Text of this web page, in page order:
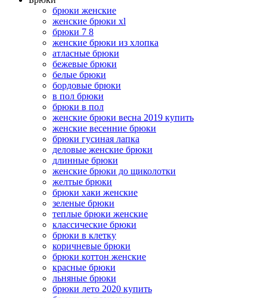
брюки женские
женские брюки xl
брюки 7 8
женские брюки из хлопка
атласные брюки
бежевые брюки
белые брюки
бордовые брюки
в пол брюки
брюки в пол
женские брюки весна 2019 купить
женские весенние брюки
брюки гусиная лапка
деловые женские брюки
длинные брюки
женские брюки до щиколотки
желтые брюки
брюки хаки женские
зеленые брюки
теплые брюки женские
классические брюки
брюки в клетку
коричневые брюки
брюки коттон женские
красные брюки
льняные брюки
брюки лето 2020 купить